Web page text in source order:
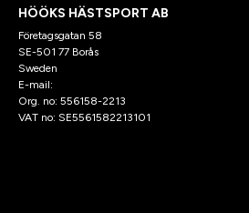
HÖÖKS HÄSTSPORT AB
Företagsgatan 58
SE-501 77 Borås
Sweden
E-mail:
Org. no: 556158-2213
VAT no: SE5561582213101